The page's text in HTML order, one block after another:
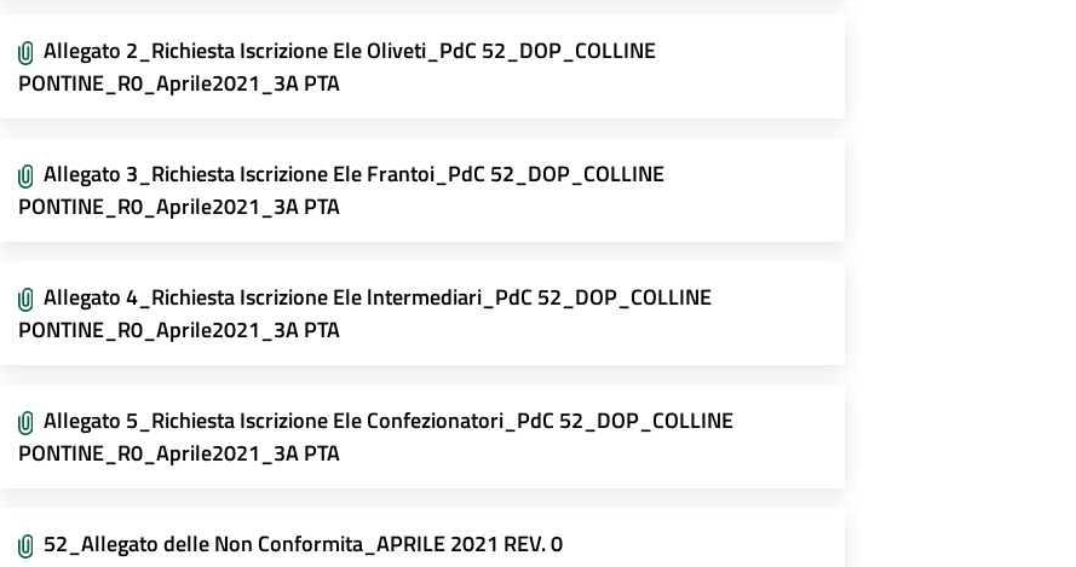
Allegato 2_Richiesta Iscrizione Ele Oliveti_PdC 52_DOP_COLLINE
PONTINE_R0_Aprile2021_3A PTA
Allegato 3_Richiesta Iscrizione Ele Frantoi_PdC 52_DOP_COLLINE
PONTINE_R0_Aprile2021_3A PTA
Allegato 4_Richiesta Iscrizione Ele lntermediari_PdC 52_DOP_COLLINE
PONTINE_R0_Aprile2021_3A PTA
Allegato 5_Richiesta Iscrizione Ele Confezionatori_PdC 52_DOP_COLLINE
PONTINE_R0_Aprile2021_3A PTA
52_Allegato delle Non Conformita_APRILE 2021 REV. 0